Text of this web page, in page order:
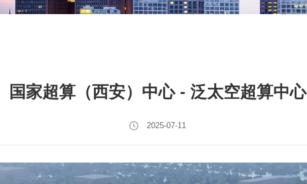
国家超算（西安）中心 - 泛太空超算中心
2025-07-11